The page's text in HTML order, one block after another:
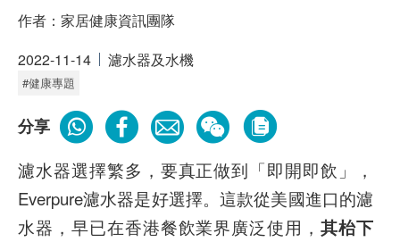
作者： 家居健康資訊團隊
2022-11-14
濾水器及水機
#健康專題
分享
濾水器選擇繁多，要真正做到「即開即飲」，
Everpure濾水器是好選擇。這款從美國進口的濾
水器，早已在香港餐飲業界廣泛使用，其枱下